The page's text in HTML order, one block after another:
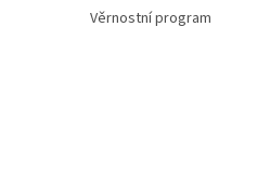
Věrnostní program